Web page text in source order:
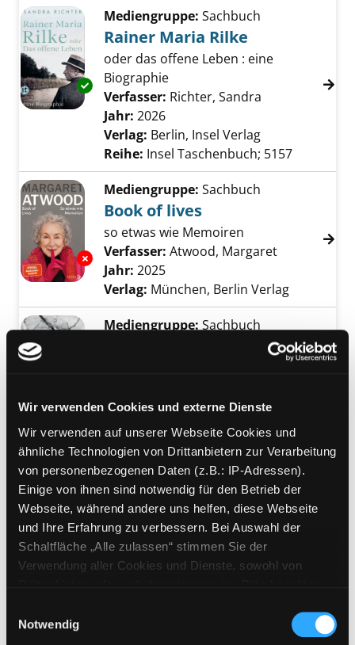
Wir verwenden Cookies und externe Dienste
Wir verwenden auf unserer Webseite Cookies und
ähnliche Technologien von Drittanbietern zur Verarbeitung
von personenbezogenen Daten (z.B.: IP-Adressen).
Einige von ihnen sind notwendig für den Betrieb der
Webseite, während andere uns helfen, diese Webseite
und Ihre Erfahrung zu verbessern. Bei Auswahl der
Schaltfläche „Alle zulassen“ stimmen Sie der
Verwendung aller Cookies und Dienste, sowohl von
Cookies von Drittanbietern, eine Verarbeitung in
unsicheren Drittländern (Länder außerhalb des EWR
Notwendig
Exemplar-Details von Rainer Maria Rilke
Mediengruppe: Sachbuch
Rainer Maria Rilke
oder das offene Leben : eine
Biographie
Verfasser: Richter, Sandra
Jahr: 2026
Verlag: Berlin, Insel Verlag
Reihe: Insel Taschenbuch; 5157
Exemplar-Details von Book of lives anzeigen
Mediengruppe: Sachbuch
Book of lives
so etwas wie Memoiren
Verfasser: Atwood, Margaret
Jahr: 2025
Verlag: München, Berlin Verlag
Mediengruppe: Sachbuch
Jahr:2025Verlag:Berlin, Suhrkamp
Exemplar-Details von Kafka anzeigen
Mediengruppe: Sachbuch
Kafka
um sein Leben schreiben
Verfasser: Safranski, RüdigerSuche nach
Jahr:2025
Verlag:Frankfurt am Main, FISCHER
Taschenbuch